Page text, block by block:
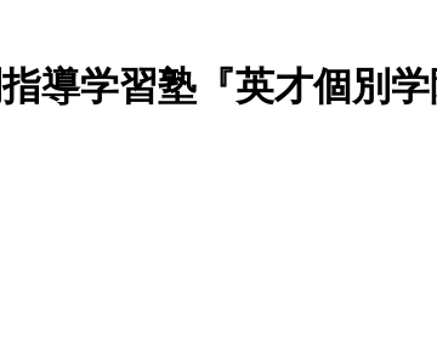
導学習塾『英才個別